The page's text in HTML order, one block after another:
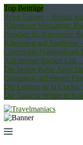
Top Beiträge
Reise Failure – Reisen
Abenteuer Workation:
Paradies für Kitesurfer:
Kitesurfen auf Sardinien
Corcovado Nationalpark
Auf meiner Bucket List –
Die besten Reise Apps
Galapagos auf eigene
Die Laguna de la Cocha:
Die Tatacoa Wüste in